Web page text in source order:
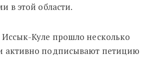
в этой области.
Куле прошло несколько
активно подписывают петицию